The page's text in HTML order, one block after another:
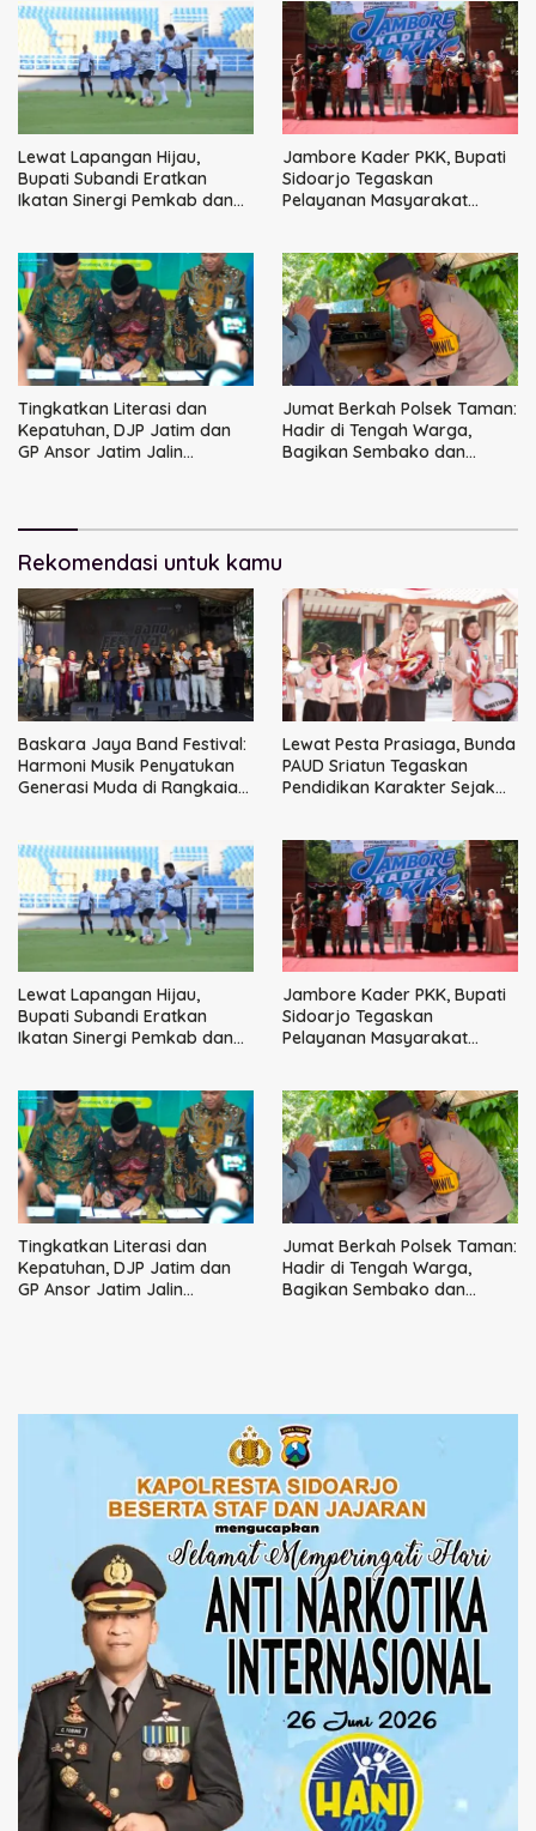
Lewat Lapangan Hijau,
Bupati Subandi Eratkan
Ikatan Sinergi Pemkab dan
Jambore Kader PKK, Bupati
Sidoarjo Tegaskan
Pelayanan Masyarakat
Tingkatkan Literasi dan
Kepatuhan, DJP Jatim dan
GP Ansor Jatim Jalin
Jumat Berkah Polsek Taman:
Hadir di Tengah Warga,
Bagikan Sembako dan
Rekomendasi untuk kamu
Baskara Jaya Band Festival:
Harmoni Musik Penyatukan
Generasi Muda di Rangkaian
Lewat Pesta Prasiaga, Bunda
PAUD Sriatun Tegaskan
Pendidikan Karakter Sejak
Lewat Lapangan Hijau,
Bupati Subandi Eratkan
Ikatan Sinergi Pemkab dan
Jambore Kader PKK, Bupati
Sidoarjo Tegaskan
Pelayanan Masyarakat
Tingkatkan Literasi dan
Kepatuhan, DJP Jatim dan
GP Ansor Jatim Jalin
Jumat Berkah Polsek Taman:
Hadir di Tengah Warga,
Bagikan Sembako dan